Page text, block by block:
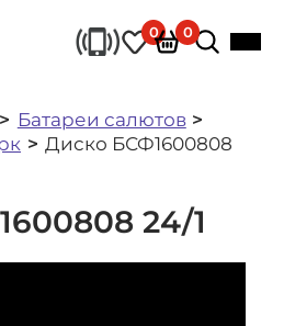
0 0
Батареи салютов
Диско БСФ1600808
24/1